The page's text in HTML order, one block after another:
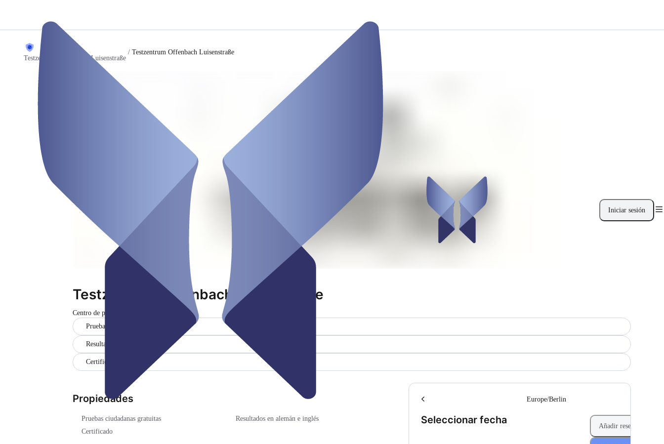
Iniciar sesión
Testzentrum Offenbach Luisenstraße
/ Testzentrum Offenbach Luisenstraße
Testzentrum Offenbach Luisenstraße
Centro de pruebas
Pruebas ciudadanas gratuitas
Resultados en alemán e inglés
Certificado
Propiedades
Pruebas ciudadanas gratuitas
Resultados en alemán e inglés
Certificado
Seleccionar fecha(Paso 1 de 2)
Europe/Berlin
Añadir reserva